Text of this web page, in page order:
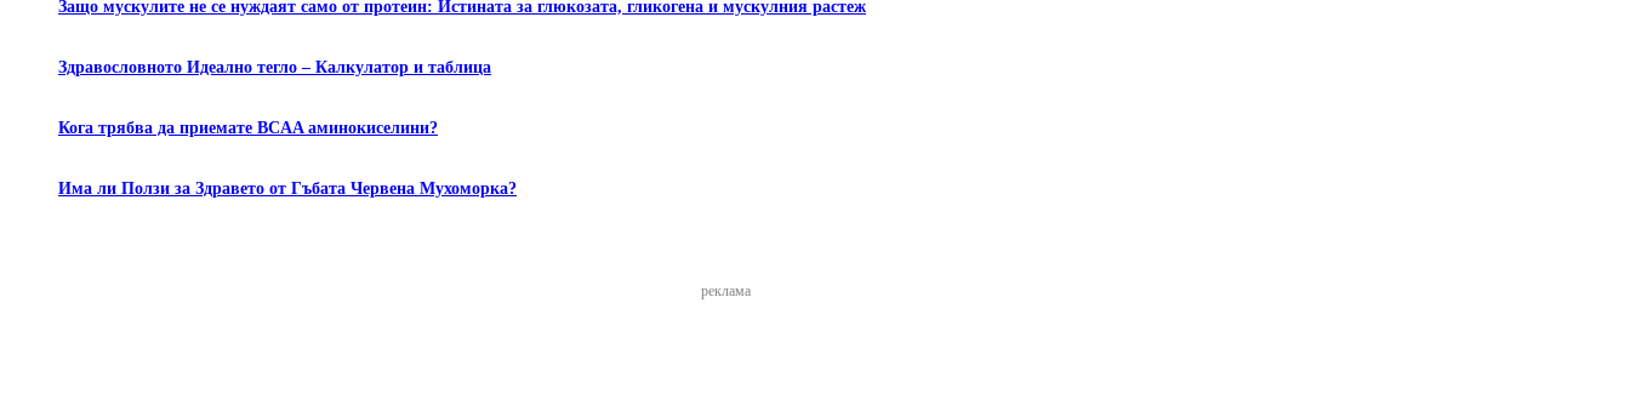
Защо мускулите не се нуждаят само от протеин: Истината за глюкозата, гликогена и мускулния растеж
Здравословното Идеално тегло – Калкулатор и таблица
Кога трябва да приемате BCAA аминокиселини?
Има ли Ползи за Здравето от Гъбата Червена Мухоморка?
реклама